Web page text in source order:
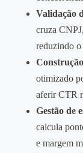
Validação
cruza
reduzindo o
otimizado
aferir CTR
Gestão de
calcula
e margem